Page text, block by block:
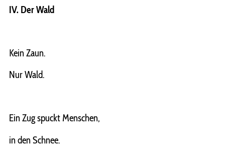
IV. Der Wald
Kein Zaun.
Nur Wald.
Ein Zug spuckt Menschen,
in den Schnee.